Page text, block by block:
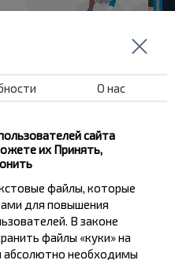
акции, скидки и
INFOBUS.
новостей и
О нас
сайта
их Принять,
файлы, которые
для повышения
В законе
файлы «куки» на
абсолютно необходимы